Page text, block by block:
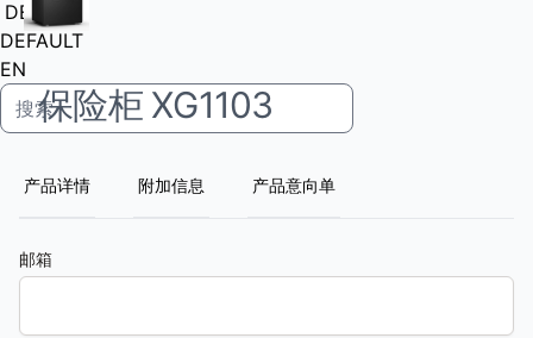
DEFAULT
DEFAULT
EN
保险柜 XG1103
产品详情 附加信息 产品意向单
邮箱